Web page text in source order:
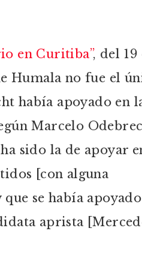
en Curitiba”, del 19
Humala no fue el
había apoyado en
Marcelo
sido la de apoyar
[con alguna
se había
aprista